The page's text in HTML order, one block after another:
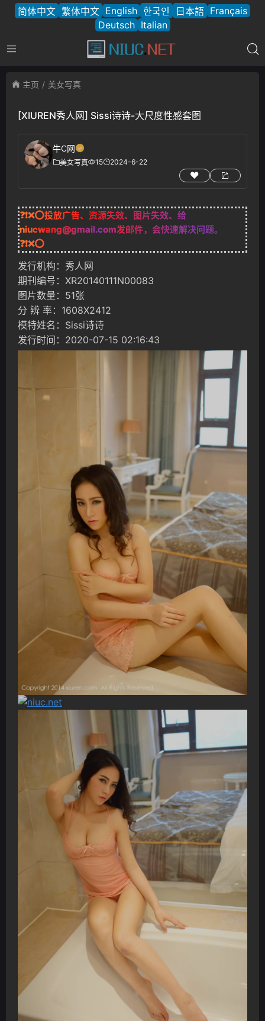
简体中文 繁体中文 English 한국인 日本語 Français
Deutsch Italian
主页 美女写真
[XIUREN秀人网] Sissi诗诗-大尺度性感套图
牛C网
美女写真 15 2024-6-22
❓❗❌⭕投放广告、资源失效、图片失效、给
niucwang@gmail.com发邮件，会快速解决问题。
❓❗❌⭕
发行机构：秀人网
期刊编号：XR20140111N00083
图片数量：51张
分 辨 率：1608X2412
模特姓名：Sissi诗诗
发行时间：2020-07-15 02:16:43